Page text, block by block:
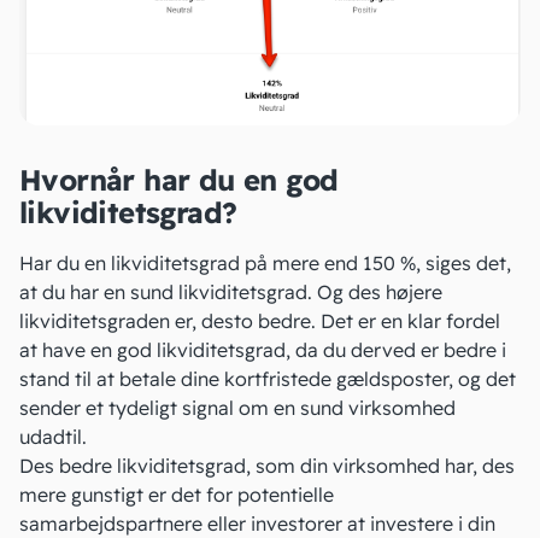
Hvornår har du en god
likviditetsgrad?
Har du en likviditetsgrad på mere end 150 %, siges det,
at du har en sund likviditetsgrad. Og des højere
likviditetsgraden er, desto bedre. Det er en klar fordel
at have en god likviditetsgrad, da du derved er bedre i
stand til at betale dine kortfristede gældsposter, og det
sender et tydeligt signal om en sund virksomhed
udadtil.
Des bedre likviditetsgrad, som din virksomhed har, des
mere gunstigt er det for potentielle
samarbejdspartnere eller investorer at investere i din